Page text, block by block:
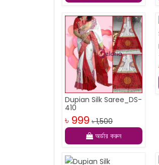
Dupian Silk Saree_DS-
410
৳ 999 ৳ 1,500
অর্ডার করুন